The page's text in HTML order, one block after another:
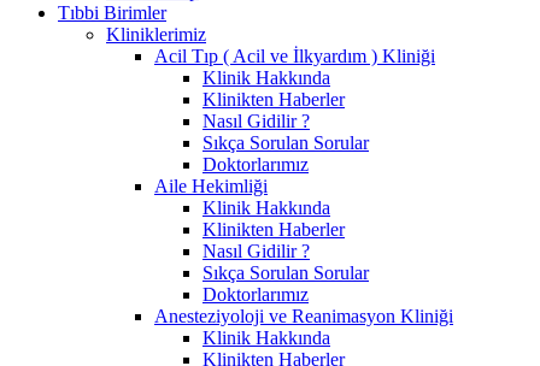
Tıbbi Birimler
Kliniklerimiz
Acil Tıp ( Acil ve İlkyardım ) Kliniği
Klinik Hakkında
Klinikten Haberler
Nasıl Gidilir ?
Sıkça Sorulan Sorular
Doktorlarımız
Aile Hekimliği
Klinik Hakkında
Klinikten Haberler
Nasıl Gidilir ?
Sıkça Sorulan Sorular
Doktorlarımız
Anesteziyoloji ve Reanimasyon Kliniği
Klinik Hakkında
Klinikten Haberler